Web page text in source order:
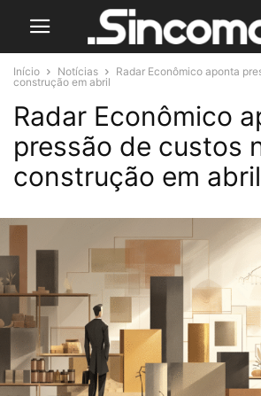
Início Notícias
Radar Econômico aponta
construção em abril
Radar Econômico
pressão de custos
construção em abril